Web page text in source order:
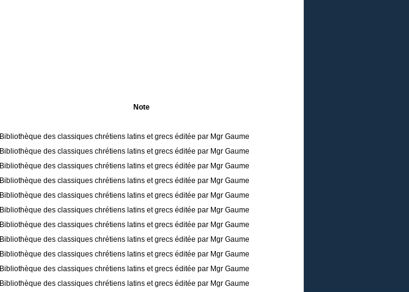
Note
Bibliothèque des classiques chrétiens latins et grecs éditée par Mgr Gaume
Bibliothèque des classiques chrétiens latins et grecs éditée par Mgr Gaume
Bibliothèque des classiques chrétiens latins et grecs éditée par Mgr Gaume
Bibliothèque des classiques chrétiens latins et grecs éditée par Mgr Gaume
Bibliothèque des classiques chrétiens latins et grecs éditée par Mgr Gaume
Bibliothèque des classiques chrétiens latins et grecs éditée par Mgr Gaume
Bibliothèque des classiques chrétiens latins et grecs éditée par Mgr Gaume
Bibliothèque des classiques chrétiens latins et grecs éditée par Mgr Gaume
Bibliothèque des classiques chrétiens latins et grecs éditée par Mgr Gaume
Bibliothèque des classiques chrétiens latins et grecs éditée par Mgr Gaume
Bibliothèque des classiques chrétiens latins et grecs éditée par Mgr Gaume